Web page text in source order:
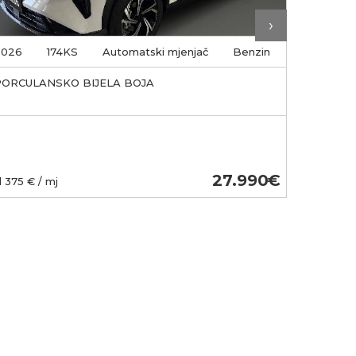
174KS Automatski mjenjač Benzin
BIJELA BOJA
375 € / mj 27.990
›